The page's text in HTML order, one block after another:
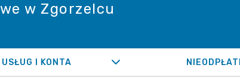
w Zgorzelcu
I KONTA